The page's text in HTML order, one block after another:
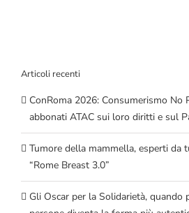
Articoli recenti
ConRoma 2026: Consumerismo
abbonati ATAC sui loro diritti e sul
Tumore della mammella, esperti da
“Rome Breast 3.0”
Gli Oscar per la Solidarietà, quando